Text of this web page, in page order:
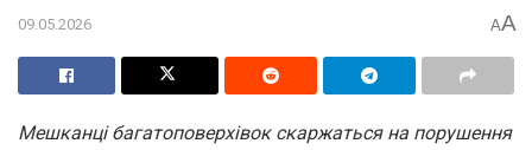
09.05.2026 AA
Мешканці багатоповерхівок скаржаться на порушення